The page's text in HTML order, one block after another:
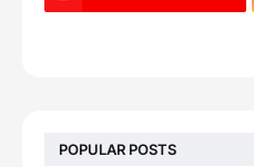
POPULAR POSTS